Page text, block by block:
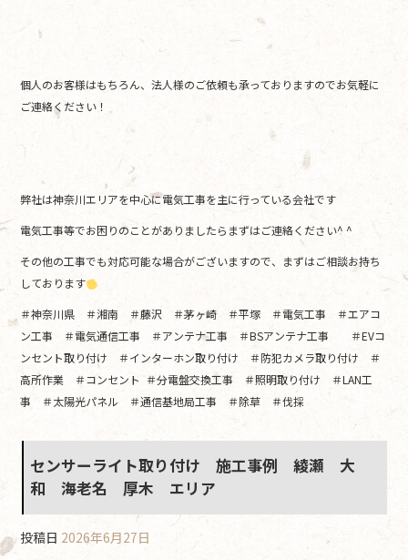
個人のお客様はもちろん、法人様のご依頼も承っておりますのでお気軽に
ご連絡ください！
弊社は神奈川エリアを中心に電気工事を主に行っている会社です
電気工事等でお困りのことがありましたらまずはご連絡ください^ ^
その他の工事でも対応可能な場合がございますので、まずはご相談お持ち
しております
＃神奈川県 ＃湘南 ＃藤沢 ＃茅ヶ崎 ＃平塚 ＃電気工事 ＃エアコ
ン工事 ＃電気通信工事 ＃アンテナ工事 ＃BSアンテナ工事 ＃EVコ
ンセント取り付け ＃インターホン取り付け ＃防犯カメラ取り付け ＃
高所作業 ＃コンセント ＃分電盤交換工事 ＃照明取り付け ＃LAN工
事 ＃太陽光パネル ＃通信基地局工事 ＃除草 ＃伐採
センサーライト取り付け 施工事例 綾瀬 大
和 海老名 厚木 エリア
投稿日 2026年6月27日